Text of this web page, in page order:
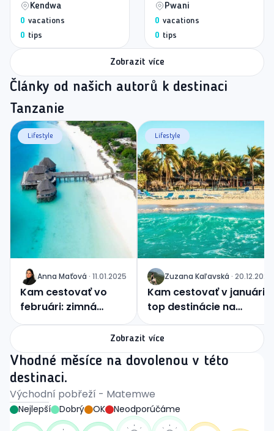
Kendwa
0 vacations
0 tips
Pwani
0 vacations
0 tips
Zobrazit více
Články od našich autorů k destinaci
Tanzanie
J Anna Maťová · 11.01.2025
Kam cestovať vo
februári: zimná
idylka alebo tropický
Lifestyle
J Zuzana Kaľavská · 20.12.2024
Kam cestovať v januári:
top destinácie na
začiatok roka
Lifestyle
Zobrazit více
Vhodné měsíce na dovolenou v této
destinaci.
Východní pobřeží - Matemwe
Nejlepší Dobrý OK Neodporúčáme